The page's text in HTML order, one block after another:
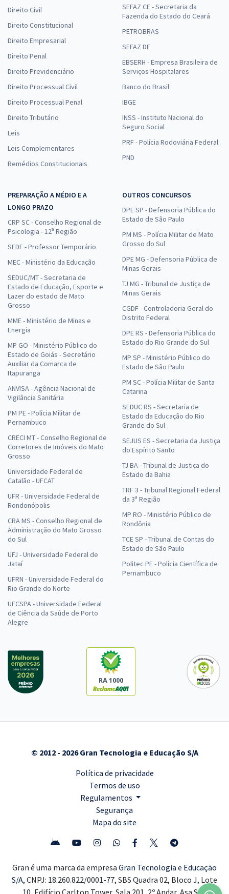
Direito Civil
Direito Constitucional
Direito Empresarial
Direito Penal
Direito Previdenciário
Direito Processual Civil
Direito Processual Penal
Direito Tributário
Leis
Leis Complementares
Remédios Constitucionais
SEFAZ CE - Secretaria da
Fazenda do Estado do Ceará
PETROBRAS
SEFAZ DF
EBSERH - Empresa Brasileira de
Serviços Hospitalares
Banco do Brasil
IBGE
INSS - Instituto Nacional do
Seguro Social
PRF - Polícia Rodoviária Federal
PND
PREPARAÇÃO A MÉDIO E A
LONGO PRAZO
CRP SC - Conselho Regional de
Psicologia - 12ª Região
SEDF - Professor Temporário
MEC - Ministério da Educação
SEDUC/MT - Secretaria de
Estado de Educação, Esporte e
Lazer do estado de Mato
Grosso
MME - Ministério de Minas e
Energia
MP GO - Ministério Público do
Estado de Goiás - Secretário
Auxiliar da Comarca de
Itapuranga
ANVISA - Agência Nacional de
Vigilância Sanitária
PM PE - Polícia Militar de
Pernambuco
CRECI MT - Conselho Regional de
Corretores de Imóveis do Mato
Grosso
Universidade Federal de
Catalão - UFCAT
UFR - Universidade Federal de
Rondonópolis
CRA MS - Conselho Regional de
Administração do Mato Grosso
do Sul
UFJ - Universidade Federal de
Jataí
UFRN - Universidade Federal do
Rio Grande do Norte
UFCSPA - Universidade Federal
de Ciência da Saúde de Porto
Alegre
OUTROS CONCURSOS
DPE SP - Defensoria Pública do
Estado de São Paulo
PM MS - Polícia Militar de Mato
Grosso do Sul
DPE MG - Defensoria Pública de
Minas Gerais
TJ MG - Tribunal de Justiça de
Minas Gerais
CGDF - Controladoria Geral do
Distrito Federal
DPE RS - Defensoria Pública do
Estado do Rio Grande do Sul
MP SP - Ministério Público do
Estado de São Paulo
PM SC - Polícia Militar de Santa
Catarina
SEDUC RS - Secretaria de
Estado da Educação do Rio
Grande do Sul
SEJUS ES - Secretaria da Justiça
do Espírito Santo
TJ BA - Tribunal de Justiça do
Estado da Bahia
TRF 3 - Tribunal Regional Federal
da 3ª Região
MP RO - Ministério Público de
Rondônia
TCE SP - Tribunal de Contas do
Estado de São Paulo
Politec PE - Polícia Científica de
Pernambuco
RA 1000
© 2012 - 2026 Gran Tecnologia e Educação S/A
Política de privacidade
Termos de uso
Regulamentos
Segurança
Mapa do site
Gran é uma marca da empresa Gran Tecnologia e Educação
S/A, CNPJ: 18.260.822/0001-77, SBS Quadra 02, Bloco J, Lote
10, Edifício Carlton Tower, Sala 201, 2º Andar, Asa Sul,